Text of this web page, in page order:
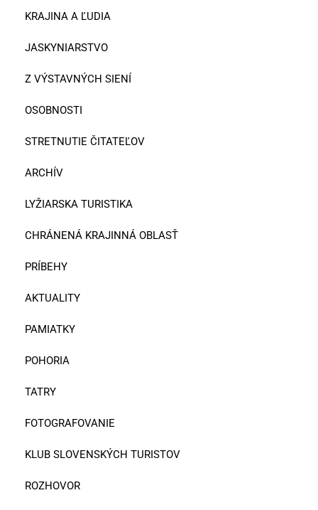
KRAJINA A ĽUDIA
JASKYNIARSTVO
Z VÝSTAVNÝCH SIENÍ
OSOBNOSTI
STRETNUTIE ČITATEĽOV
ARCHÍV
LYŽIARSKA TURISTIKA
CHRÁNENÁ KRAJINNÁ OBLASŤ
PRÍBEHY
AKTUALITY
PAMIATKY
POHORIA
TATRY
FOTOGRAFOVANIE
KLUB SLOVENSKÝCH TURISTOV
ROZHOVOR